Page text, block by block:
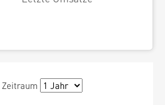
Zeitraum